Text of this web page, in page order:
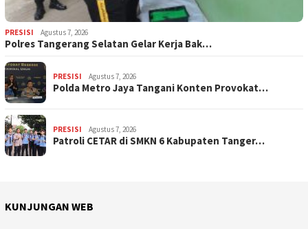
PRESISI Agustus 7, 2026
Polres Tangerang Selatan Gelar Kerja Bak…
PRESISI Agustus 7, 2026
Polda Metro Jaya Tangani Konten Provokat…
PRESISI Agustus 7, 2026
Patroli CETAR di SMKN 6 Kabupaten Tanger…
KUNJUNGAN WEB